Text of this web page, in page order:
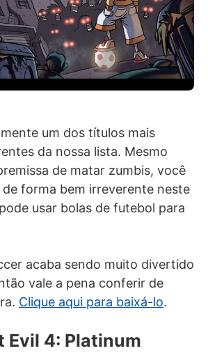
um dos títulos mais
da nossa lista. Mesmo
de matar zumbis, você
forma bem irreverente neste
usar bolas de futebol para
acaba sendo muito divertido
vale a pena conferir de
Clique aqui para baixá-lo.
Evil 4: Platinum